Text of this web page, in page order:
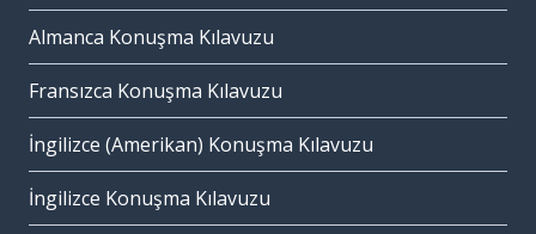
Almanca Konuşma Kılavuzu
Fransızca Konuşma Kılavuzu
İngilizce (Amerikan) Konuşma Kılavuzu
İngilizce Konuşma Kılavuzu